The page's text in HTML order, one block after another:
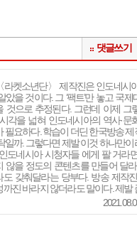
댓글쓰기
라켓소년단〉 제작진은 인도네시
았을 것이다. 그 ‘팩트’만 놓고 국
것으로 추정된다. 그런데 이제 그
각을 넓혀 인도네시아의 역사·문
필요하다. 학습이 더딘 한국방송 제
일까. 그렇다면 제발 이것 하나만
도네시아 시청자들 에게 팔 거라
않을 정도의 콘텐츠를 만들어 달
도 갖춰달라는 당부다. 방송 제작
까진 바라지 않더라도 말이다. 제발